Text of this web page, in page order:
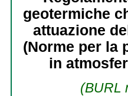
geotermiche
attuazione
(Norme per la
in
(BURL